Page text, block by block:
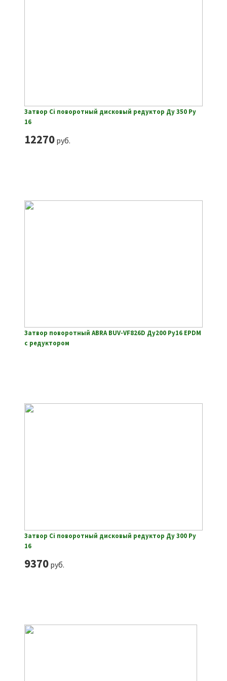
Затвор Ci поворотный дисковый редуктор Ду 350 Ру
16
12270руб.
Затвор поворотный ABRA BUV-VF826D Ду200 Ру16 EPDM
с редуктором
Затвор Ci поворотный дисковый редуктор Ду 300 Ру
16
9370руб.